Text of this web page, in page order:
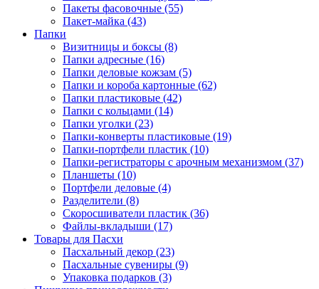
Пакеты фасовочные (55)
Пакет-майка (43)
Папки
Визитницы и боксы (8)
Папки адресные (16)
Папки деловые кожзам (5)
Папки и короба картонные (62)
Папки пластиковые (42)
Папки с кольцами (14)
Папки уголки (23)
Папки-конверты пластиковые (19)
Папки-портфели пластик (10)
Папки-регистраторы с арочным механизмом (37)
Планшеты (10)
Портфели деловые (4)
Разделители (8)
Скоросшиватели пластик (36)
Файлы-вкладыши (17)
Товары для Пасхи
Пасхальный декор (23)
Пасхальные сувениры (9)
Упаковка подарков (3)